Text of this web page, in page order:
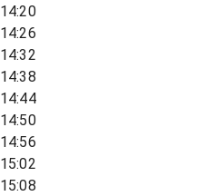
14:20
14:26
14:32
14:38
14:44
14:50
14:56
15:02
15:08